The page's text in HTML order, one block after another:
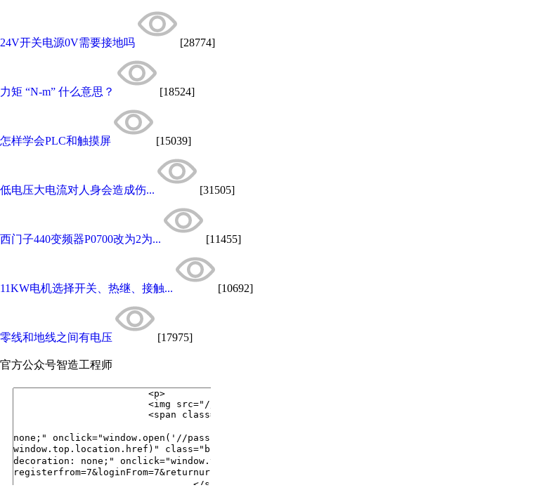
24V开关电源0V需要接地吗 [28774]
力矩 “N-m” 什么意思？ [18524]
怎样学会PLC和触摸屏 [15039]
低电压大电流对人身会造成伤... [31505]
西门子440变频器P0700改为2为... [11455]
11KW电机选择开关、热继、接触... [10692]
零线和地线之间有电压 [17975]
官方公众号智造工程师